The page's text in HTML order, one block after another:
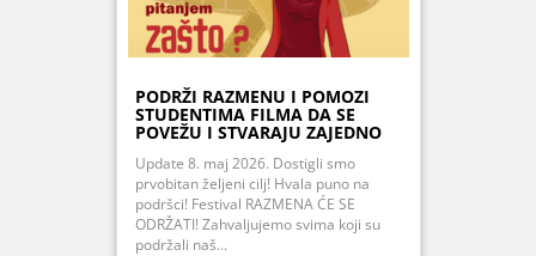
PODRŽI RAZMENU I POMOZI
STUDENTIMA FILMA DA SE
POVEŽU I STVARAJU ZAJEDNO
Update 8. maj 2026. Dostigli smo
prvobitan željeni cilj! Hvala puno na
podršci! Festival RAZMENA ĆE SE
ODRŽATI! Zahvaljujemo svima koji su
podržali naš...